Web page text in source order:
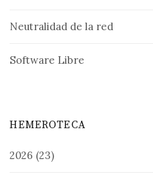
Neutralidad de la red
Software Libre
HEMEROTECA
2026 (23)